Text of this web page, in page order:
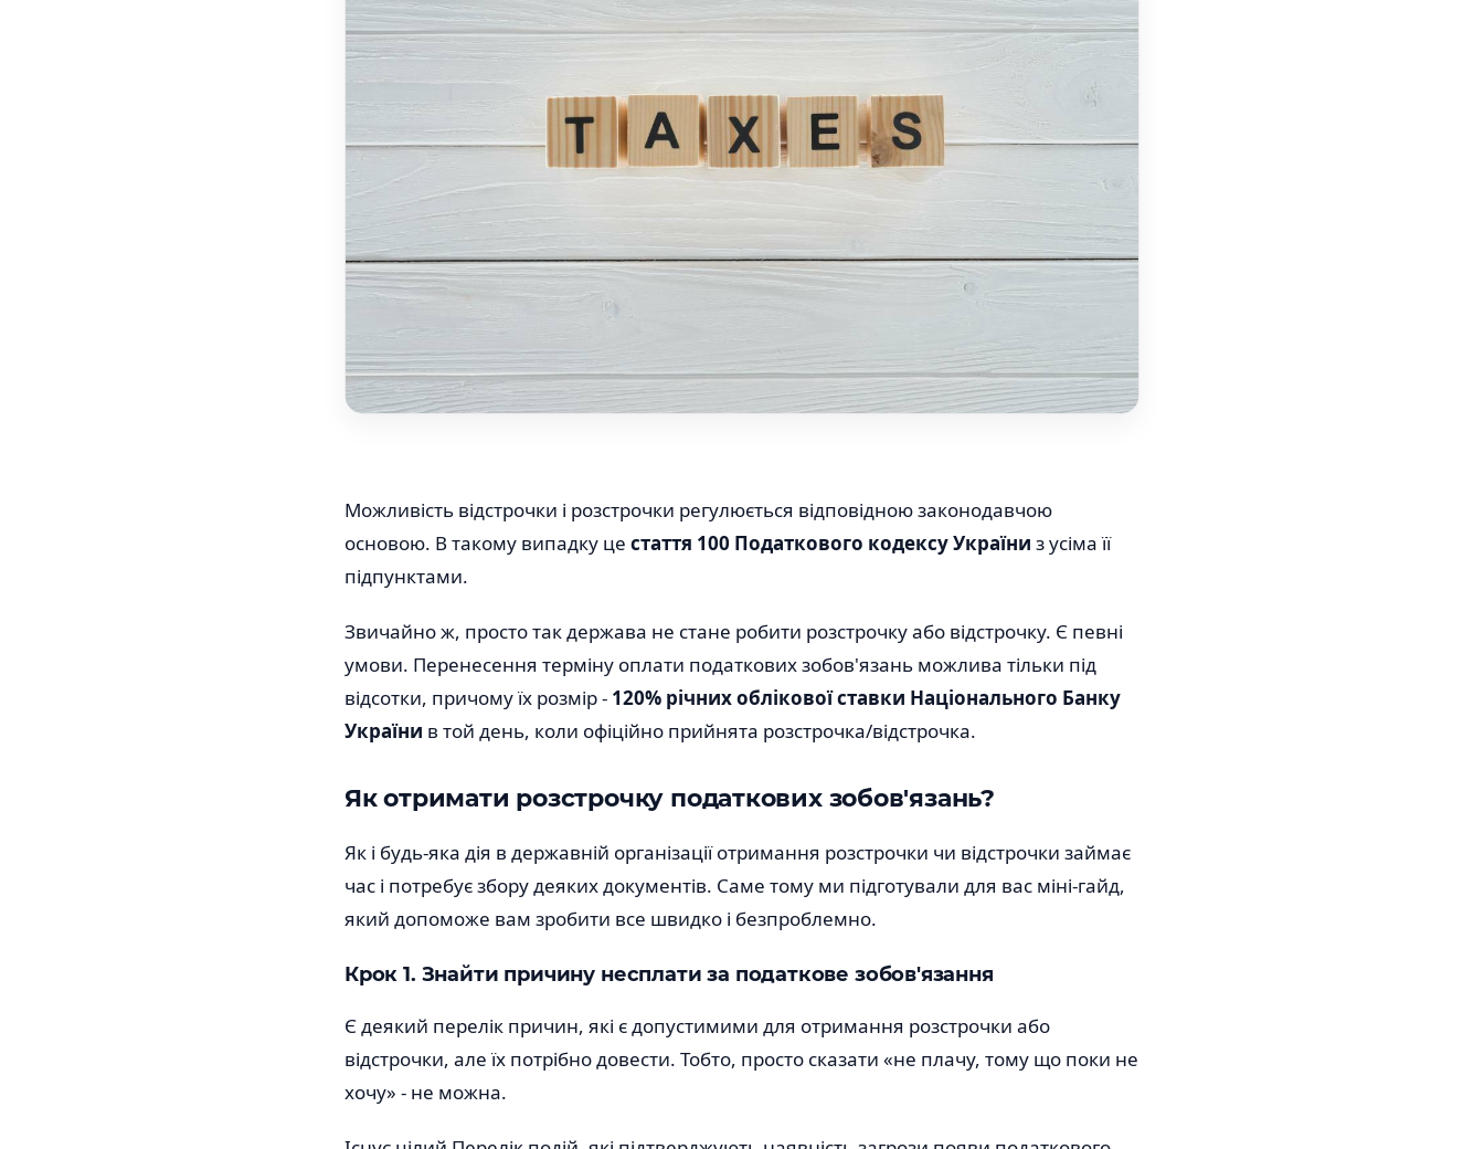
Можливість відстрочки і розстрочки регулюється відповідною законодавчою
основою. В такому випадку це стаття 100 Податкового кодексу України з усіма її
підпунктами.
Звичайно ж, просто так держава не стане робити розстрочку або відстрочку. Є певні
умови. Перенесення терміну оплати податкових зобов'язань можлива тільки під
відсотки, причому їх розмір - 120% річних облікової ставки Національного Банку
України в той день, коли офіційно прийнята розстрочка/відстрочка.
Як отримати розстрочку податкових зобов'язань?
Як і будь-яка дія в державній організації отримання розстрочки чи відстрочки займає
час і потребує збору деяких документів. Саме тому ми підготували для вас міні-гайд,
який допоможе вам зробити все швидко і безпроблемно.
Крок 1. Знайти причину несплати за податкове зобов'язання
Є деякий перелік причин, які є допустимими для отримання розстрочки або
відстрочки, але їх потрібно довести. Тобто, просто сказати «не плачу, тому що поки не
хочу» - не можна.